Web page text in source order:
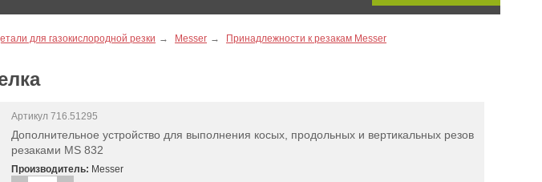
для газокислородной резки Messer
Принадлежности к резакам Messer
Артикул 716.51295
Дополнительное устройство для выполнения косых, продольных и вертикальных резов
резаками MS 832
Производитель: Messer